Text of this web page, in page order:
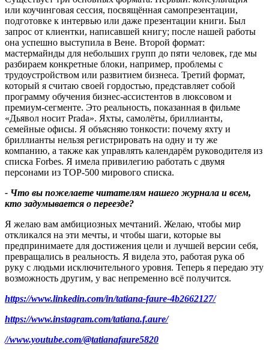
или коучинговая сессия, посвящённая самопрезентации,
подготовке к интервью или даже презентации книги. Был
запрос от клиентки, написавшей книгу; после нашей работы
она успешно выступила в Вене. Второй формат:
мастермайнды для небольших групп до пяти человек, где мы
разбираем конкретные блоки, например, проблемы с
трудоустройством или развитием бизнеса. Третий формат,
который я считаю своей гордостью, представляет собой
программу обучения бизнес-ассистентов в люксовом и
премиум-сегменте. Это реальность, показанная в фильме
«Дьявол носит Prada». Яхты, самолёты, бриллианты,
семейные офисы. Я объясняю тонкости: почему яхту и
бриллианты нельзя регистрировать на одну и ту же
компанию, а также как управлять календарём руководителя из
списка Forbes. Я имела привилегию работать с двумя
персонами из TOP-500 мирового списка.
- Что вы пожелаете читателям нашего журнала и всем,
кто задумывается о переезде?
Я желаю вам амбициозных мечтаний. Желаю, чтобы мир
откликался на эти мечты, и чтобы шаги, которые вы
предпринимаете для достижения цели и лучшей версии себя,
превращались в реальность. Я видела это, работая рука об
руку с людьми исключительного уровня. Теперь я передаю эту
возможность другим, у вас непременно всё получится.
https://www.linkedin.com/in/tatiana-faure-4b2662127/
https://www.instagram.com/tatiana.f.aure/
//www.youtube.com/@tatianafaure5820